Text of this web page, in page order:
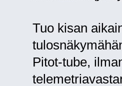
Tuo kisan
Pitot-tube,